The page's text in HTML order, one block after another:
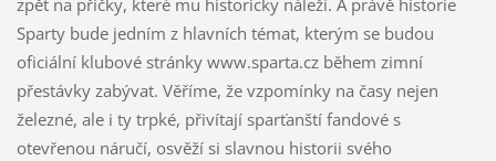
Sparty bude jedním z hlavních témat, kterým se budou
oficiální klubové stránky www.sparta.cz během zimní
přestávky zabývat. Věříme, že vzpomínky na časy nejen
železné, ale i ty trpké, přivítají sparťanští fandové s
otevřenou náručí, osvěží si slavnou historii svého